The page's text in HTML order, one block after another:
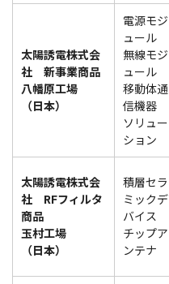
太陽誘電株式会
社 新事業商品
八幡原工場
（日本）
電源モジ
ュール
無線モジ
ュール
移動体通
信機器
ソリュー
ション
太陽誘電株式会
社 RFフィルタ
商品
玉村工場
（日本）
積層セラ
ミックデ
バイス
チップア
ンテナ